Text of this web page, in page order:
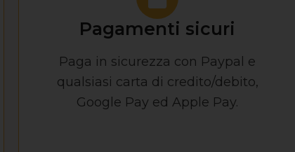
Pagamenti sicuri
Paga in sicurezza con Paypal e
qualsiasi carta di credito/debito,
Google Pay ed Apple Pay.